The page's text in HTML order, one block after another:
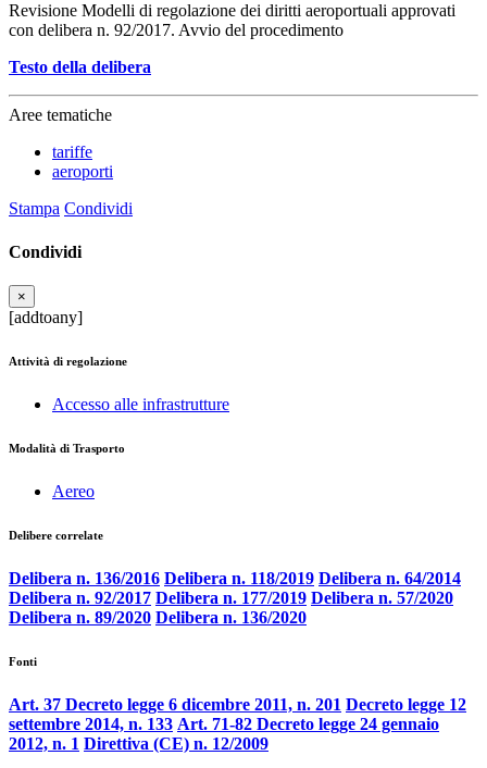
Revisione Modelli di regolazione dei diritti aeroportuali approvati
con delibera n. 92/2017. Avvio del procedimento
Testo della delibera
Aree tematiche
tariffe
aeroporti
Stampa Condividi
Condividi
×
[addtoany]
Attività di regolazione
Accesso alle infrastrutture
Modalità di Trasporto
Aereo
Delibere correlate
Delibera n. 136/2016 Delibera n. 118/2019 Delibera n. 64/2014
Delibera n. 92/2017 Delibera n. 177/2019 Delibera n. 57/2020
Delibera n. 89/2020 Delibera n. 136/2020
Fonti
Art. 37 Decreto legge 6 dicembre 2011, n. 201 Decreto legge 12
settembre 2014, n. 133 Art. 71-82 Decreto legge 24 gennaio
2012, n. 1 Direttiva (CE) n. 12/2009